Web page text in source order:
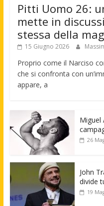
Pitti Uomo 26:
mette in
stessa della
15 Giugno 2026
Proprio come il Narciso
che si confronta con
appare, a
Miguel
26
John
divide
19